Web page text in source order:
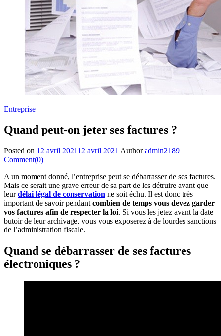
Entreprise
Quand peut-on jeter ses factures ?
Posted on 12 avril 202112 avril 2021 Author admin2189
Comment(0)
A un moment donné, l’entreprise peut se débarrasser de ses factures.
Mais ce serait une grave erreur de sa part de les détruire avant que
leurdélai légal de conservation ne soit échu. Il est donc très
important de savoir pendant combien de temps vous devez garder
vos factures afin de respecter la loi. Si vous les jetez avant la date
butoir de leur archivage, vous vous exposerez à de lourdes sanctions
de l’administration fiscale.
Quand se débarrasser de ses factures
électroniques ?